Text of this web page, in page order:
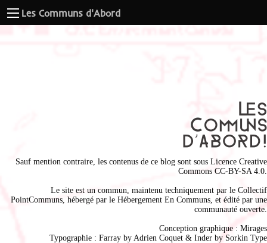
Les Communs d'Abord
Sauf mention contraire, les contenus de ce blog sont sous Licence Creative
Commons CC-BY-SA 4.0
Le site est un commun, maintenu techniquement par le Collectif
PointCommuns , hébergé par le Hébergement En Communs , et édité par une
communauté ouverte.
Conception graphique : Mirages
Typographie : Farray by Adrien Coquet & Inder by Sorkin Type